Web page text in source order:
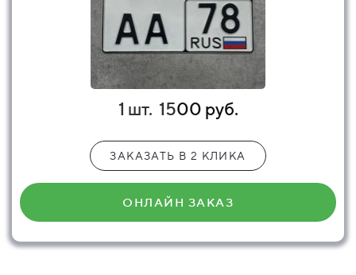
1 шт. 1500 руб.
ЗАКАЗАТЬ В 2 КЛИКА
ОНЛАЙН ЗАКАЗ